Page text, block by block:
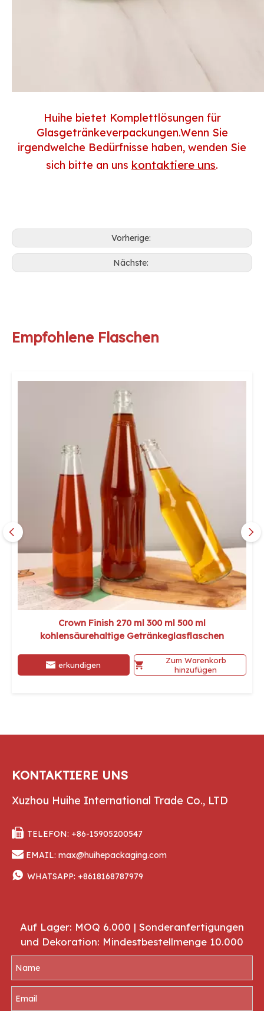
Huihe bietet Komplettlösungen für
Glasgetränkeverpackungen.Wenn Sie
irgendwelche Bedürfnisse haben, wenden Sie
sich bitte an uns kontaktiere uns.
Vorherige:
Nächste:
Empfohlene Flaschen
Crown Finish 270 ml 300 ml 500 ml
kohlensäurehaltige Getränkeglasflaschen
erkundigen
Zum Warenkorb
hinzufügen
KONTAKTIERE UNS
Xuzhou Huihe International Trade Co., LTD
 TELEFON: +86-15905200547
 EMAIL: max@huihepackaging.com
 WHATSAPP: +8618168787979
Auf Lager: MOQ 6.000 | Sonderanfertigungen
und Dekoration: Mindestbestellmenge 10.000